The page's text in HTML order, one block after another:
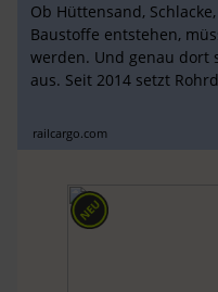
Ob Hüttensand,
Baustoffe entstehen,
werden. Und genau dort
aus. Seit 2014 setzt
railcargo.com